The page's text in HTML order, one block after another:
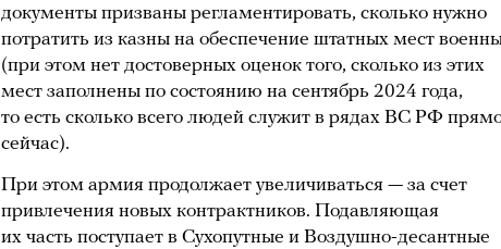
документы призваны регламентировать, сколько нужно
потратить из казны на обеспечение штатных мест
(при этом нет достоверных оценок того, сколько из этих
мест заполнены по состоянию на сентябрь 2024 года,
то есть сколько всего людей служит в рядах ВС РФ
сейчас).
При этом армия продолжает увеличиваться — за счет
привлечения новых контрактников. Подавляющая
их часть поступает в Сухопутные и Воздушно-десантные